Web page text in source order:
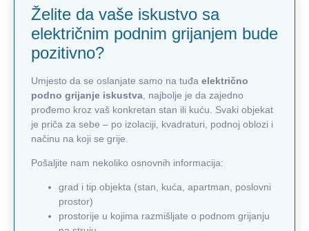
Želite da vaše iskustvo sa
električnim podnim grijanjem bude
pozitivno?
Umjesto da se oslanjate samo na tuđa električno
podno grijanje iskustva , najbolje je da zajedno
prođemo kroz vaš konkretan stan ili kuću. Svaki objekat
je priča za sebe – po izolaciji, kvadraturi, podnoj oblozi i
načinu na koji se grije.
Pošaljite nam nekoliko osnovnih informacija:
grad i tip objekta (stan, kuća, apartman, poslovni
prostor)
prostorije u kojima razmišljate o podnom grijanju